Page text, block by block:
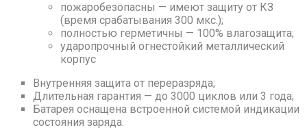
пожаробезопасны — имеют защиту от КЗ
(время срабатывания 300 мкс.);
полностью герметичны — 100% влагозащита;
ударопрочный огнестойкий металлический
корпус
Внутренняя защита от переразряда;
Длительная гарантия — до 3000 циклов или 3 года;
Батарея оснащена встроенной системой индикации
состояния заряда.